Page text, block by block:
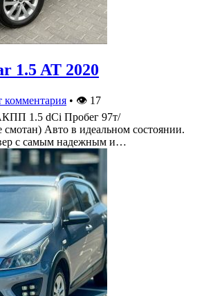
1.5 AT 2020
комментария • 👁 17
1.5 dCi Пробег 97т/
Авто в идеальном состоянии.
с самым надежным и…